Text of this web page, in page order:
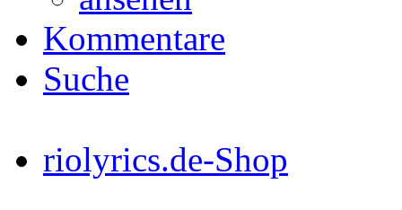
Kommentare
Suche
riolyrics.de-Shop